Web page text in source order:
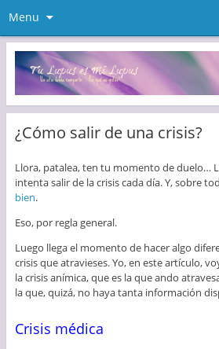
Menu
¿Cómo salir de una crisis?
Llora, patalea, ten tu momento de duelo…
intenta salir de la crisis cada día. Y, sobre
bien.
Eso, por regla general.
Luego llega el momento de hacer algo
crisis que atravieses. Yo, en este artículo,
la crisis anímica, que es la que ando
la que, quizá, no haya tanta información
Crisis médica